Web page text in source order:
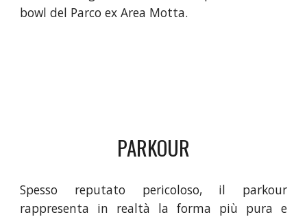
bowl del Parco ex Area Motta.
PARKOUR
Spesso reputato pericoloso, il parkour
rappresenta in realtà la forma più pura e